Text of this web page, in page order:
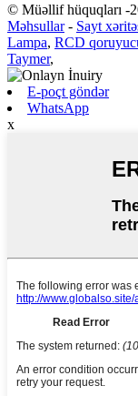
© Müəllif hüquqları -
Məhsullar- Sayt
Lampa, RCD
Taymer,
E-poçt göndər
WhatsApp
x